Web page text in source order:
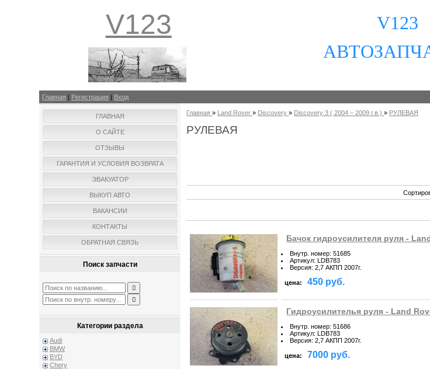
V123
V123
Главная | Регистрация | Вход
ГЛАВНАЯ
О САЙТЕ
ОТЗЫВЫ
ГАРАНТИЯ И УСЛОВИЯ ВОЗВРАТА
ЭВАКУАТОР
ВЫКУП АВТО
ВАКАНСИИ
КОНТАКТЫ
ОБРАТНАЯ СВЯЗЬ
Поиск запчасти
Категории раздела
Audi
BMW
BYD
Chery
Главная » Land Rover » Discovery » Discovery 3 ( 2004 – 2009 г.в.) » РУЛЕВАЯ
РУЛЕВАЯ
Бачок гидроусилителя руля -
Внутр. номер: 51685
Артикул: LDB783
Версия: 2,7 АКПП 2007г.
цена: 450 руб.
Гидроусилителья руля - Land
Внутр. номер: 51686
Артикул: LDB783
Версия: 2,7 АКПП 2007г.
цена: 7000 руб.